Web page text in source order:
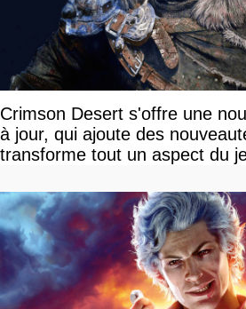
Crimson Desert s'offre une
à jour, qui ajoute des
transforme tout un aspect du